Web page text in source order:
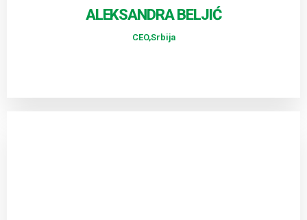
ALEKSANDRA BELJIĆ
CEO,Srbija